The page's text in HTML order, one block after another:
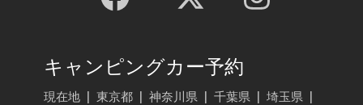
キャンピングカー予約
現在地 東京都 神奈川県 千葉県 埼玉県